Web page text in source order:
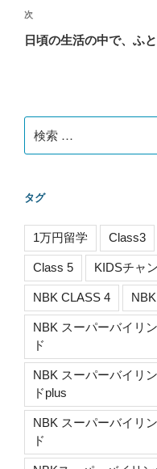
ビ
ゲ
ン
投
稿
次
の
次
日頃の生活の中で、ふ
索:
タグ
1万円留学 Class3
Class 5 KIDSチャ
NBK CLASS 4
NBK スーパーバイリ
ド
NBK スーパーバイリ
ドplus
NBK スーパーバイリ
ド